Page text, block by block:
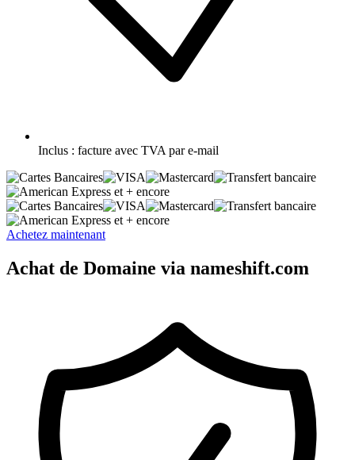
Inclus : facture avec TVA par e-mail
et + encore
et + encore
Achetez maintenant
Achat de Domaine via nameshift.com